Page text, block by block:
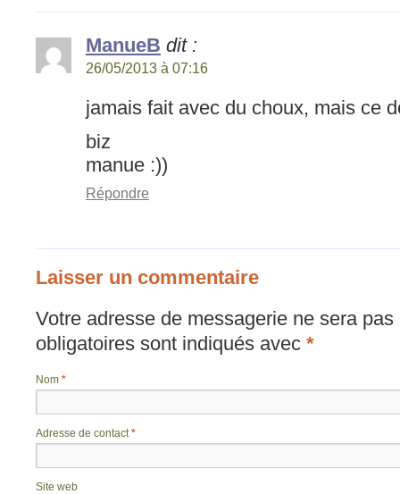
ManueB dit :
26/05/2013 à 07:16
jamais fait avec du choux, mais ce
biz
manue :))
Répondre
Laisser un commentaire
Votre adresse de messagerie ne sera pas
obligatoires sont indiqués avec *
Nom *
Adresse de contact*
Site web